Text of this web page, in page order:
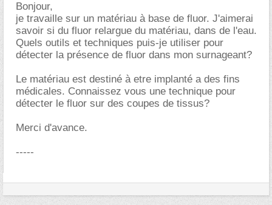
Bonjour,
je travaille sur un matériau à base de fluor. J'aimerai
savoir si du fluor relargue du matériau, dans de l'eau.
Quels outils et techniques puis-je utiliser pour
détecter la présence de fluor dans mon surnageant?
Le matériau est destiné à etre implanté a des fins
médicales. Connaissez vous une technique pour
détecter le fluor sur des coupes de tissus?
Merci d'avance.
-----